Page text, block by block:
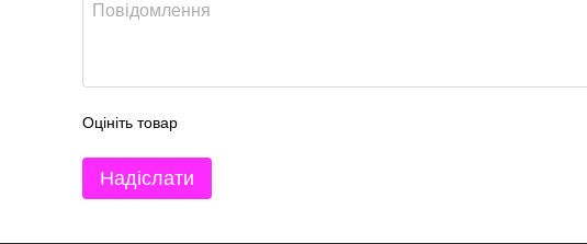
Оцініть товар
Надіслати